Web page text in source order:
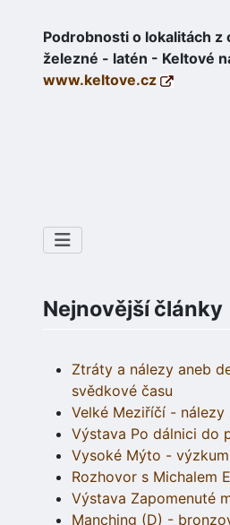
Podrobnosti o lokalitách z
železné - latén - Keltové
www.keltove.cz
Nejnovější články
Ztráty a nálezy aneb
svědkové času
Velké Meziříčí -
Výstava Po dálnici do
Vysoké Mýto -
Rozhovor s Michalem
Výstava Zapomenuté
Manching (D) -